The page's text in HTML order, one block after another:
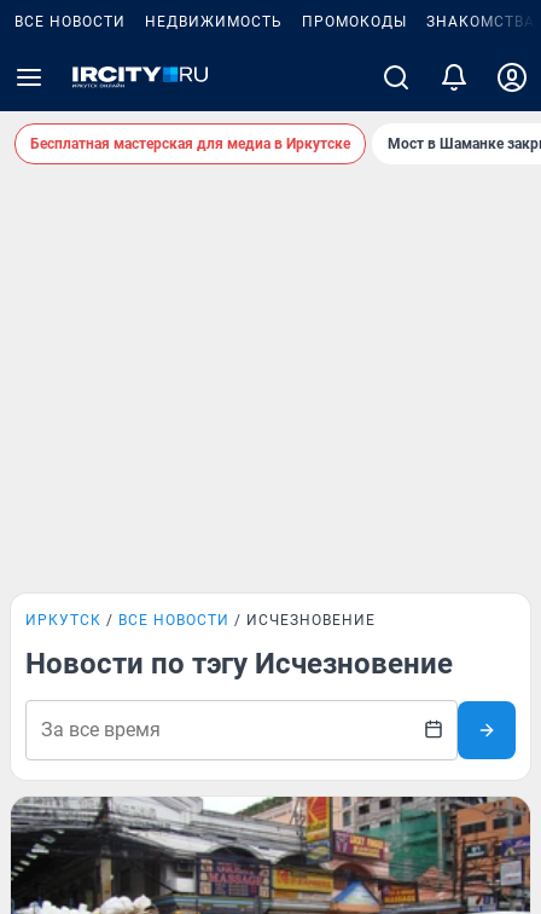
ВСЕ НОВОСТИ НЕДВИЖИМОСТЬ ПРОМОКОДЫ ЗНАКОМСТВА
Бесплатная мастерская для медиа в Иркутске Мост в Шаманке
ИРКУТСК ВСЕ НОВОСТИ ИСЧЕЗНОВЕНИЕ
Новости по тэгу Исчезновение